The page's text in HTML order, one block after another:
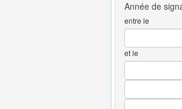
entre le
et le